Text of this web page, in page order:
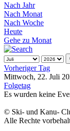
Nach Jahr
Nach Monat
Nach Woche
Heute
Gehe zu Monat
Vorheriger Tag
Mittwoch, 22. Juli
Folgetag
Es wurden keine
© Ski- und Kanu-
Alle Rechte